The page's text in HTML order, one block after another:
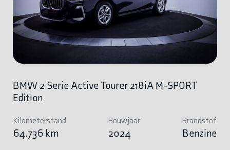
BMW 2 Serie Active Tourer 218iA M-SPORT
Edition
Kilometerstand
64.736 km
Bouwjaar
2024
Brandstof
Benzine